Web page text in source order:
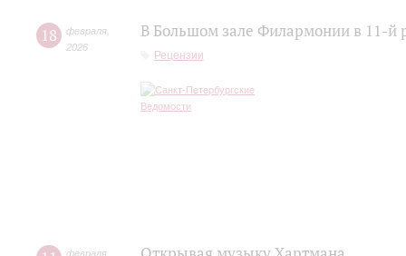
18 февраля
2026
В Большом зале Филармонии в 11-й
Рецензии
февраля